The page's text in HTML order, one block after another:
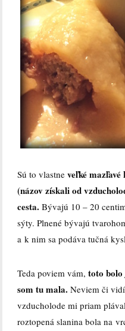
Sú to vlastneveľké
(názov získali od
cesta. Bývajú 10 – 20
sýty. Plnené bývajú
a k nim sa podáva tučná
Teda poviem vám,toto bolo
som tu mala. Neviem či
vzducholode mi priam
roztopená slanina bola na